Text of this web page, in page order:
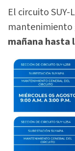
El circuito
mantenimiento
mañana hasta